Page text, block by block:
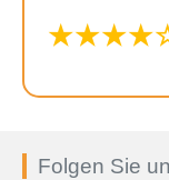
Folgen Sie